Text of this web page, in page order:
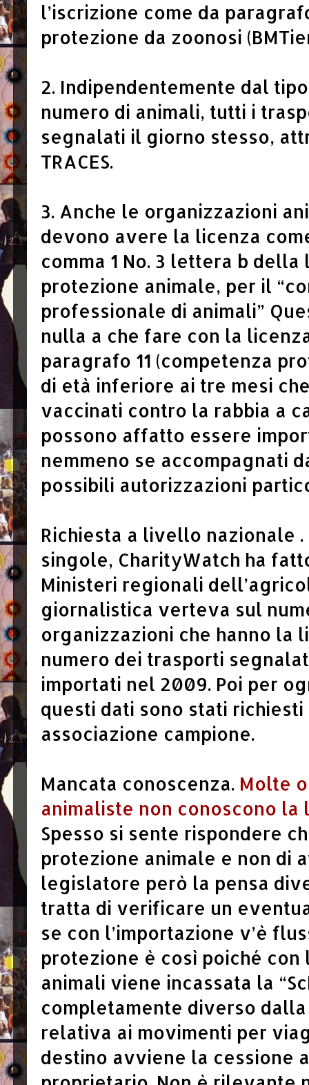
l’iscrizione come da
protezione da zoonosi
2. Indipendentemente dal
numero di animali, tutti i
segnalati il giorno stesso,
TRACES.
3. Anche le organizzazioni
devono avere la licenza
comma 1 No. 3 lettera b
protezione animale, per il
professionale di animali”
nulla a che fare con la
paragrafo 11 (competenza
di età inferiore ai tre mesi
vaccinati contro la rabbia a
possono affatto essere
nemmeno se accompagnati
possibili autorizzazioni
Richiesta a livello nazionale
singole, CharityWatch ha
Ministeri regionali
giornalistica verteva sul
organizzazioni che hanno la
numero dei trasporti
importati nel 2009. Poi per
questi dati sono stati richiesti
associazione campione.
Mancata conoscenza. Molte
animaliste non conoscono
Spesso si sente rispondere
protezione animale e non di
legislatore però la pensa
tratta di verificare un
se con l’importazione v’è
protezione è così poiché con
animali viene incassata la
completamente diverso
relativa ai movimenti per
destino avviene la cessione